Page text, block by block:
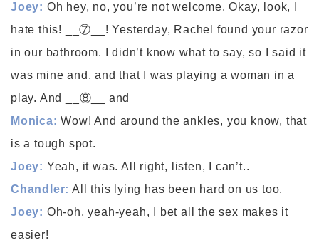
Joey: Oh hey, no, you’re not welcome. Okay, look, I
hate this! __⑦__! Yesterday, Rachel found your razor
in our bathroom. I didn’t know what to say, so I said it
was mine and, and that I was playing a woman in a
play. And __⑧__ and
Monica: Wow! And around the ankles, you know, that
is a tough spot.
Joey: Yeah, it was. All right, listen, I can’t..
Chandler: All this lying has been hard on us too.
Joey: Oh-oh, yeah-yeah, I bet all the sex makes it
easier!